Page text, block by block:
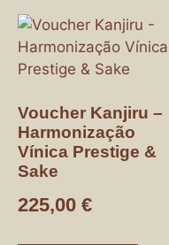
Voucher Kanjiru –
Harmonização
Vínica Prestige &
Sake
225,00 €